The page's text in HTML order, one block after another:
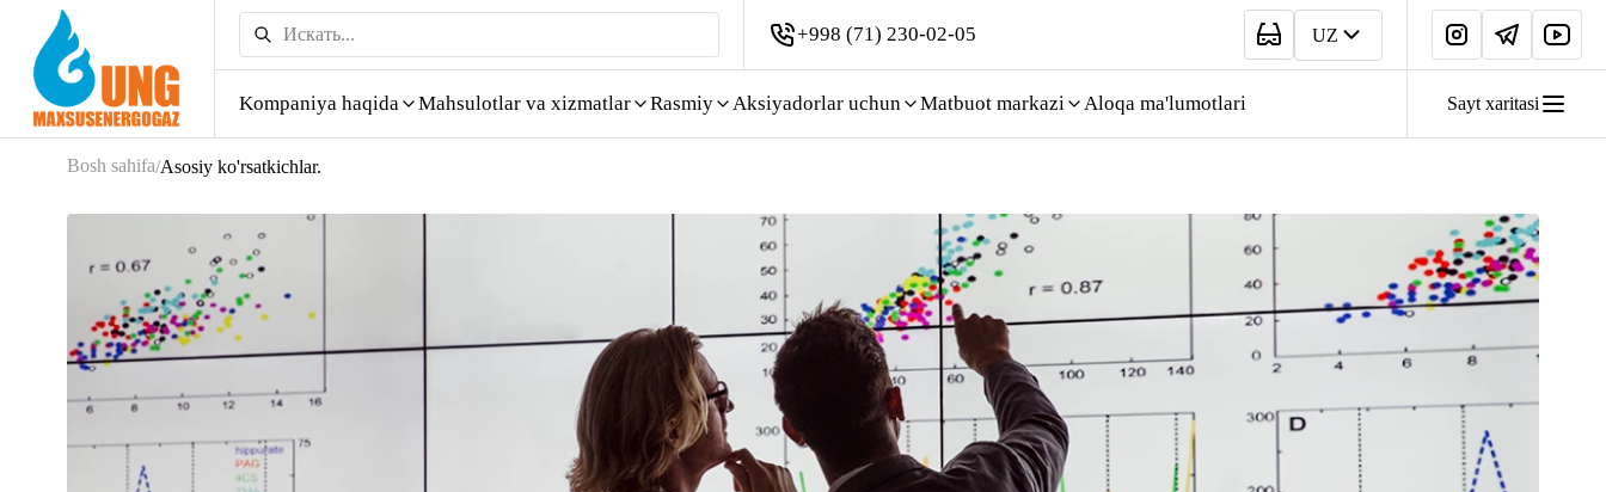
+998 (71) 230-02-05 UZ
Kompaniya haqida Mahsulotlar va xizmatlar Rasmiy Aksiyadorlar uchun Matbuot markazi Aloqa ma'lumotlari Sayt xaritasi
Bosh sahifa/Asosiy ko'rsatkichlar.